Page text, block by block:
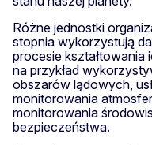
Różne jednostki
stopnia wykorzystują
procesie kształtowania
na przykład
obszarów lądowych,
monitorowania
monitorowania
bezpieczeństwa.